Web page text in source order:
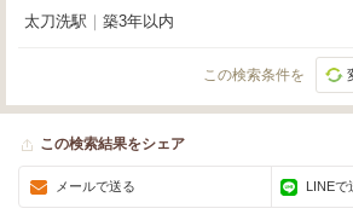
太刀洗駅 築3年以内
この検索条件を
この検索結果をシェア
メールで送る LINEで